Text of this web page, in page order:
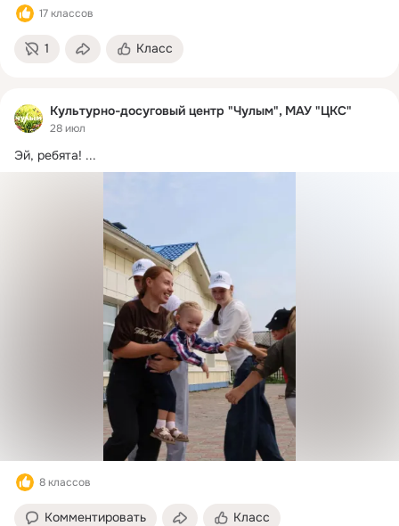
17 классов
1 Класс
Культурно-досуговый центр "Чулым", МАУ "ЦКС"
28 июл
Эй, ребята! ...
8 классов
Комментировать Класс